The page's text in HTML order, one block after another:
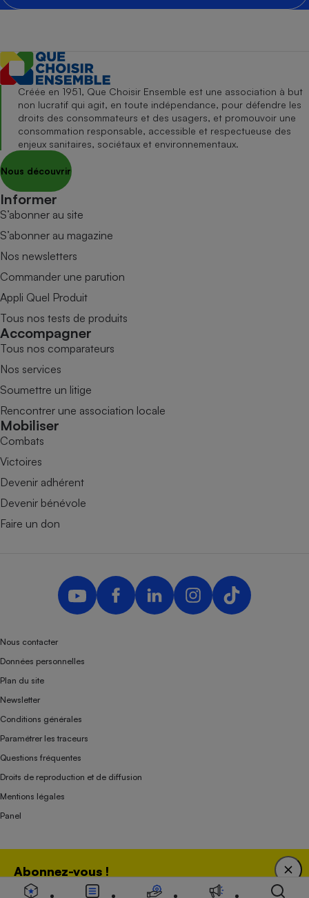
Abonnez-vous !
Bénéficiez d'une expertise unique tout en soutenant
Créée en 1951, Que Choisir Ensemble est une association à but
non lucratif qui agit, en toute indépendance, pour défendre les
droits des consommateurs et des usagers, et promouvoir une
consommation responsable, accessible et respectueuse des
enjeux sanitaires, sociétaux et environnementaux.
Nous découvrir
Informer
S’abonner au site
S’abonner au magazine
Nos newsletters
Commander une parution
Appli Quel Produit
Tous nos tests de produits
Accompagner
Tous nos comparateurs
Nos services
Soumettre un litige
Rencontrer une association locale
Mobiliser
Combats
Victoires
Devenir adhérent
Devenir bénévole
Faire un don
Nous contacter
Données personnelles
Plan du site
Newsletter
Conditions générales
Paramétrer les traceurs
Questions fréquentes
Droits de reproduction et de diffusion
Mentions légales
Panel
Association indépendante de l’État, des syndicats, des producteurs et des
distributeurs depuis 1951.